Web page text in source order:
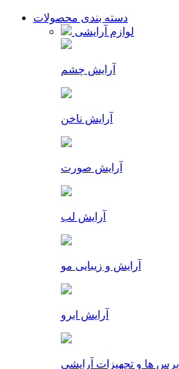
دسته بندی محصولات
لوازم آرایشی
آرایش چشم
آرایش ناخن
آرایش صورت
آرایش لب
آرایش و زیبایی مو
آرایش ابرو
برس ها و تجهیزات آرایشی